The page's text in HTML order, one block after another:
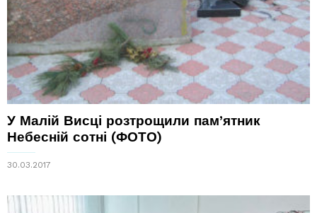
У Малій Висці розтрощили пам’ятник
Небесній сотні (ФОТО)
30.03.2017